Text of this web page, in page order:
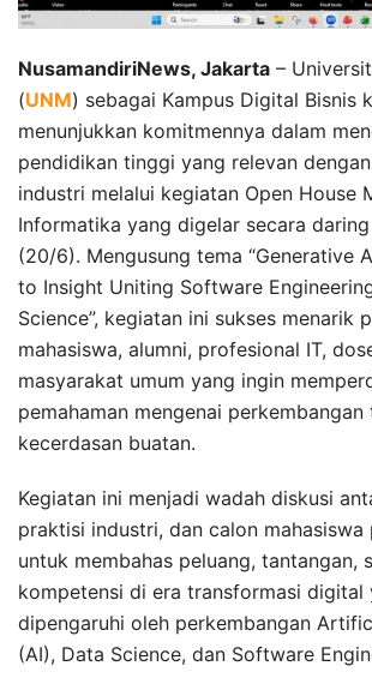
NusamandiriNews, Jakarta –
(UNM) sebagai Kampus Digital Bisnis
menunjukkan komitmennya dalam
pendidikan tinggi yang relevan
industri melalui kegiatan Open House
Informatika yang digelar secara
(20/6). Mengusung tema “Generative
to Insight Uniting Software
Science”, kegiatan ini sukses menarik
mahasiswa, alumni, profesional IT,
masyarakat umum yang ingin
pemahaman mengenai
kecerdasan buatan.
Kegiatan ini menjadi wadah diskusi
praktisi industri, dan calon mahasiswa
untuk membahas peluang, tantangan,
kompetensi di era transformasi digital
dipengaruhi oleh perkembangan
(AI), Data Science, dan Software